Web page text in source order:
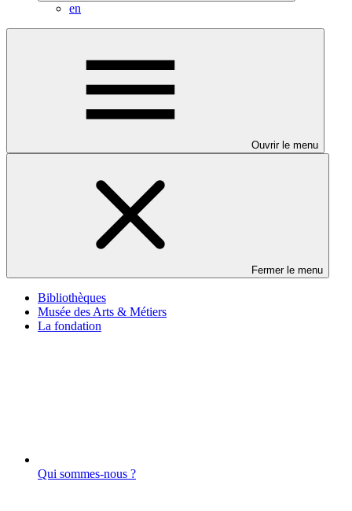
en
Ouvrir le menu
Fermer le menu
Bibliothèques
Musée des Arts & Métiers
La fondation
Qui sommes-nous ?